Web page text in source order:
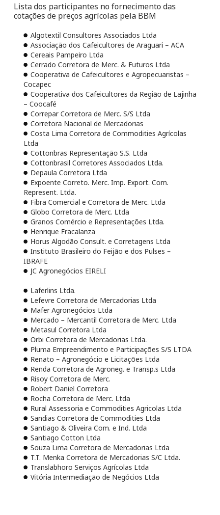
Lista dos participantes no fornecimento das
cotações de preços agrícolas pela BBM
Algotextil Consultores Associados Ltda
Associação dos Cafeicultores de Araguari – ACA
Cereais Pampeiro Ltda
Cerrado Corretora de Merc. & Futuros Ltda
Cooperativa de Cafeicultores e Agropecuaristas –
Cocapec
Cooperativa dos Cafeicultores da Região de Lajinha
– Coocafé
Correpar Corretora de Merc. S/S Ltda
Corretora Nacional de Mercadorias
Costa Lima Corretora de Commodities Agrícolas
Ltda
Cottonbras Representação S.S. Ltda
Cottonbrasil Corretores Associados Ltda.
Depaula Corretora Ltda
Expoente Correto. Merc. Imp. Export. Com.
Represent. Ltda.
Fibra Comercial e Corretora de Merc. Ltda
Globo Corretora de Merc. Ltda
Granos Comércio e Representações Ltda.
Henrique Fracalanza
Horus Algodão Consult. e Corretagens Ltda
Instituto Brasileiro do Feijão e dos Pulses –
IBRAFE
JC Agronegócios EIRELI
Laferlins Ltda.
Lefevre Corretora de Mercadorias Ltda
Mafer Agronegócios Ltda
Mercado – Mercantil Corretora de Merc. Ltda
Metasul Corretora Ltda
Orbi Corretora de Mercadorias Ltda.
Pluma Empreendimento e Participações S/S LTDA
Renato – Agronegócio e Licitações Ltda
Renda Corretora de Agroneg. e Transp.s Ltda
Risoy Corretora de Merc.
Robert Daniel Corretora
Rocha Corretora de Merc. Ltda
Rural Assessoria e Commodities Agricolas Ltda
Sandias Corretora de Commodities Ltda
Santiago & Oliveira Com. e Ind. Ltda
Santiago Cotton Ltda
Souza Lima Corretora de Mercadorias Ltda
T.T. Menka Corretora de Mercadorias S/C Ltda.
Translabhoro Serviços Agrícolas Ltda
Vitória Intermediação de Negócios Ltda